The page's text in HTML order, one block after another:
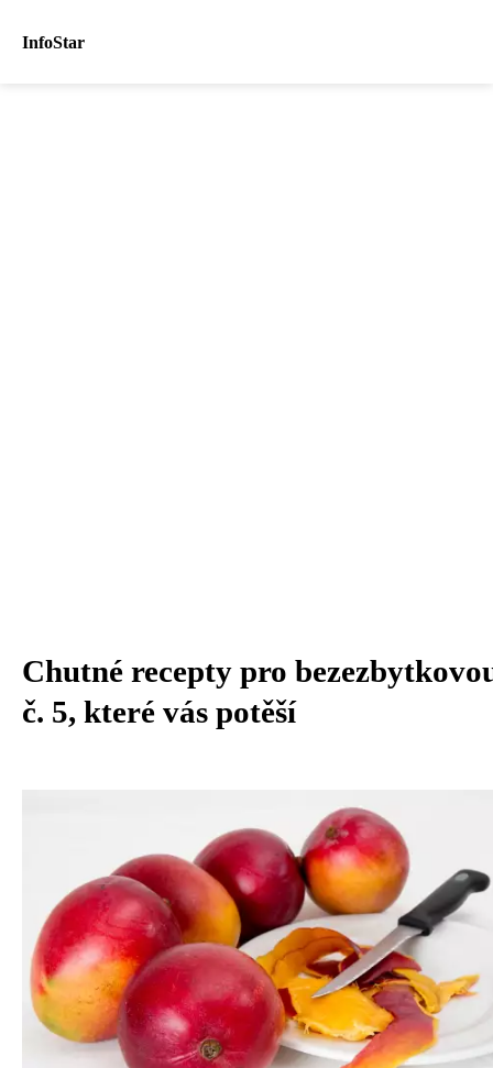
InfoStar
Chutné recepty pro
č. 5, které vás potěší